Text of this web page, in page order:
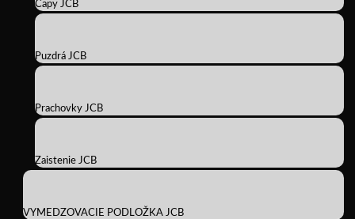
Čapy JCB
Puzdrá JCB
Prachovky JCB
Zaistenie JCB
VYMEDZOVACIE PODLOŽKA JCB